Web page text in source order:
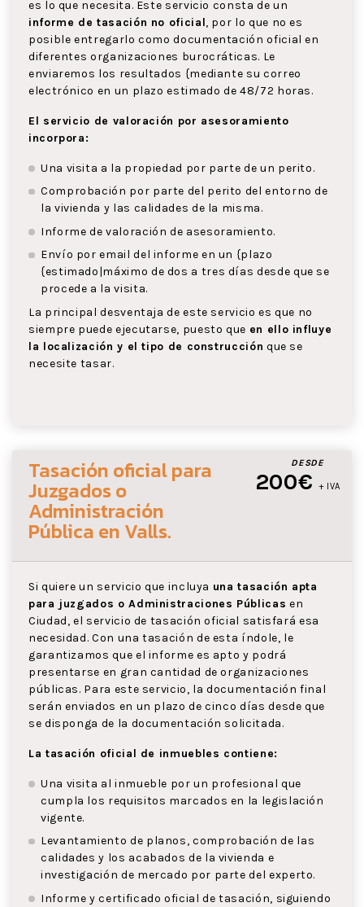
es lo que necesita. Este servicio consta de un
informe de tasación no oficial, por lo que no es
posible entregarlo como documentación oficial en
diferentes organizaciones burocráticas. Le
enviaremos los resultados {mediante su correo
electrónico en un plazo estimado de 48/72 horas.
El servicio de valoración por asesoramiento
incorpora:
Una visita a la propiedad por parte de un perito.
Comprobación por parte del perito del entorno de
la vivienda y las calidades de la misma.
Informe de valoración de asesoramiento.
Envío por email del informe en un {plazo
{estimado|máximo de dos a tres días desde que se
procede a la visita.
La principal desventaja de este servicio es que no
siempre puede ejecutarse, puesto que en ello influye
la localización y el tipo de construcción que se
necesite tasar.
DESDE
200€ + IVA
Tasación oficial para
Juzgados o
Administración
Pública en Valls.
Si quiere un servicio que incluya una tasación apta
para juzgados o Administraciones Públicas en
Ciudad, el servicio de tasación oficial satisfará esa
necesidad. Con una tasación de esta índole, le
garantizamos que el informe es apto y podrá
presentarse en gran cantidad de organizaciones
públicas. Para este servicio, la documentación final
serán enviados en un plazo de cinco días desde que
se disponga de la documentación solicitada.
La tasación oficial de inmuebles contiene:
Una visita al inmueble por un profesional que
cumpla los requisitos marcados en la legislación
vigente.
Levantamiento de planos, comprobación de las
calidades y los acabados de la vivienda e
investigación de mercado por parte del experto.
Informe y certificado oficial de tasación, siguiendo